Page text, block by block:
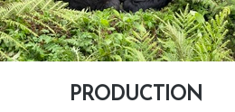
PRODUCTION